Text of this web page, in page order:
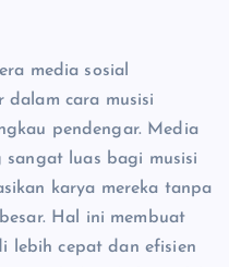
media sosial
dalam cara musisi
pendengar. Media
sangat luas bagi musisi
karya mereka tanpa
Hal ini membuat
lebih cepat dan efisien